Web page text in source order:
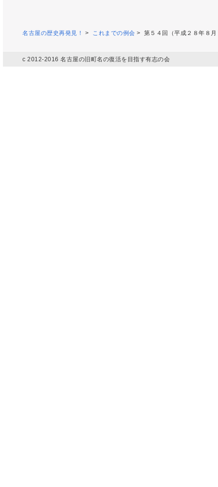
名古屋の歴史再発見！ > これまでの例会 > 第５４回（平成２８年８月
c 2012-2016 名古屋の旧町名の復活を目指す有志の会